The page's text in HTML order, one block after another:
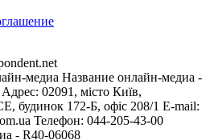
медиа Название онлайн-медиа -
02091, місто Київ,
172-Б, офіс 208/1 E-mail:
Телефон: 044-205-43-00
- R40-06068